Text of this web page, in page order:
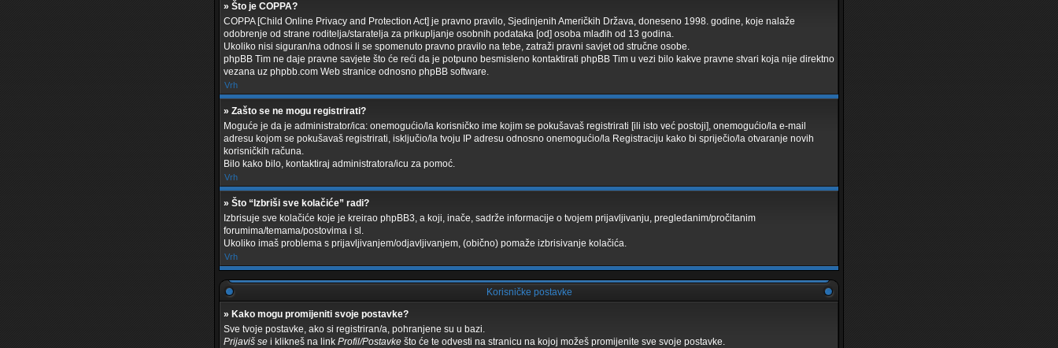
» Što je COPPA?
COPPA [Child Online Privacy and Protection Act] je pravno pravilo, Sjedinjenih Američkih Država, doneseno 1998. godine, koje nalaže
odobrenje od strane roditelja/staratelja za prikupljanje osobnih podataka [od] osoba mlađih od 13 godina.
Ukoliko nisi siguran/na odnosi li se spomenuto pravno pravilo na tebe, zatraži pravni savjet od stručne osobe.
phpBB Tim ne daje pravne savjete što će reći da je potpuno besmisleno kontaktirati phpBB Tim u vezi bilo kakve pravne stvari koja nije direktno
vezana uz phpbb.com Web stranice odnosno phpBB software.
Vrh
» Zašto se ne mogu registrirati?
Moguće je da je administrator/ica: onemogućio/la korisničko ime kojim se pokušavaš registrirati [ili isto već postoji], onemogućio/la e-mail
adresu kojom se pokušavaš registrirati, isključio/la tvoju IP adresu odnosno onemogućio/la Registraciju kako bi spriječio/la otvaranje novih
korisničkih računa.
Bilo kako bilo, kontaktiraj administratora/icu za pomoć.
Vrh
» Što “Izbriši sve kolačiće” radi?
Izbrisuje sve kolačiće koje je kreirao phpBB3, a koji, inače, sadrže informacije o tvojem prijavljivanju, pregledanim/pročitanim
forumima/temama/postovima i sl.
Ukoliko imaš problema s prijavljivanjem/odjavljivanjem, (obično) pomaže izbrisivanje kolačića.
Vrh
Korisničke postavke
» Kako mogu promijeniti svoje postavke?
Sve tvoje postavke, ako si registriran/a, pohranjene su u bazi.
Prijaviš se i klikneš na link Profil/Postavke što će te odvesti na stranicu na kojoj možeš promijenite sve svoje postavke.